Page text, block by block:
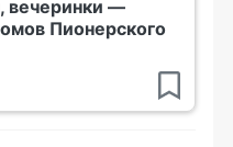
вечеринки —
Пионерского